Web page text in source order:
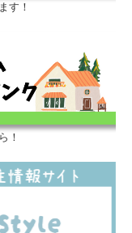
す！
！